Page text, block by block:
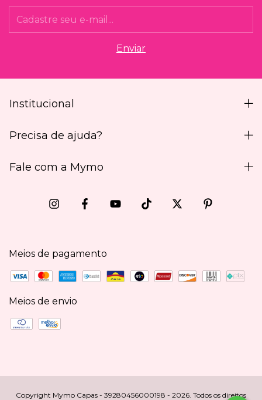
Institucional
Precisa de ajuda?
Fale com a Mymo
Meios de pagamento
Meios de envio
Copyright Mymo Capas - 39280456000198 - 2026. Todos os direitos